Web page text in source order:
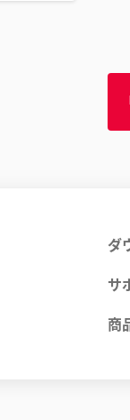
ダ
サ
商